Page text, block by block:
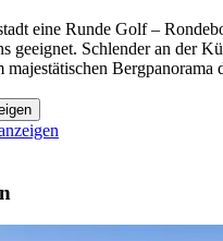
eine Runde Golf –
geeignet. Schlender an der
majestätischen Bergpanorama